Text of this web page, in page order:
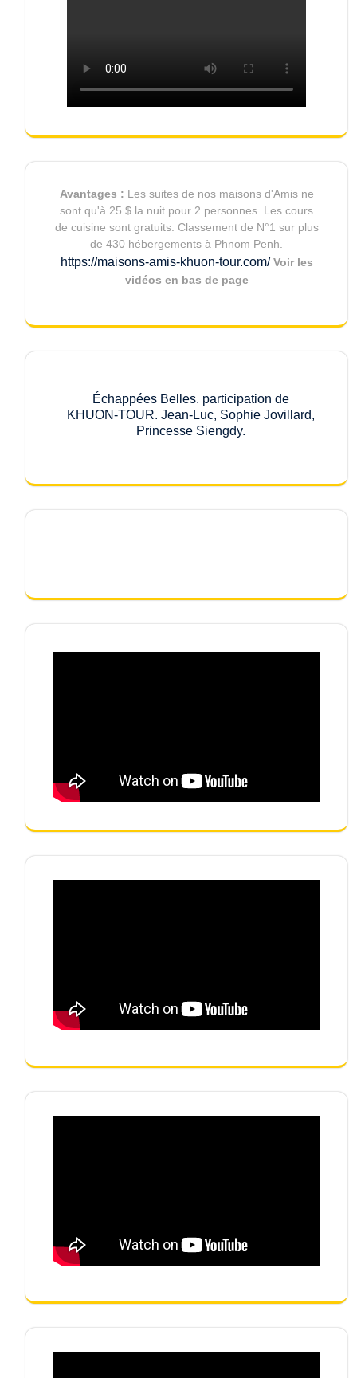
Avantages : Les suites de nos maisons d'Amis ne
sont qu'à 25 $ la nuit pour 2 personnes. Les cours
de cuisine sont gratuits. Classement de N°1 sur plus
de 430 hébergements à Phnom Penh.
https://maisons-amis-khuon-tour.com/ Voir les
vidéos en bas de page
Échappées Belles. participation de
KHUON-TOUR. Jean-Luc, Sophie Jovillard,
Princesse Siengdy.